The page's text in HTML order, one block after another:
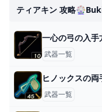
ティアキン 攻略
一心の弓の入
武器一覧
ヒノックスの
武器一覧